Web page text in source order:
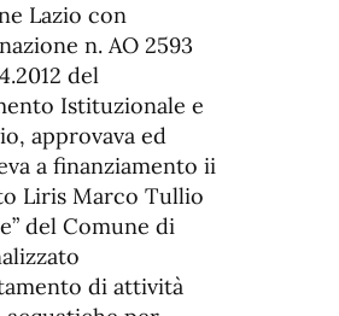
Lazio con
n. AO 2593
del
Istituzionale e
approvava ed
a finanziamento ii
Liris Marco Tullio
del Comune di
di attività